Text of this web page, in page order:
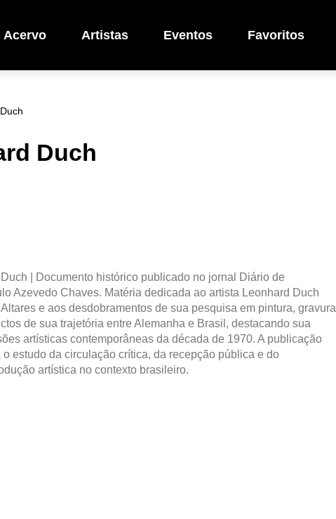
Acervo Artistas Eventos Favoritos
Duch
| Documento histórico publicado no jornal Diário de
Azevedo Chaves. Matéria dedicada ao artista Leonhard Duch
e aos desdobramentos de sua pesquisa em pintura, gravura
de sua trajetória entre Alemanha e Brasil, destacando sua
artísticas contemporâneas da década de 1970. A publicação
estudo da circulação crítica, da recepção pública e do
artística no contexto brasileiro.